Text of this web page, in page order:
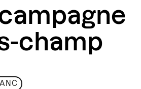
champ